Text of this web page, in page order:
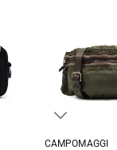
CAMPOMAGGI